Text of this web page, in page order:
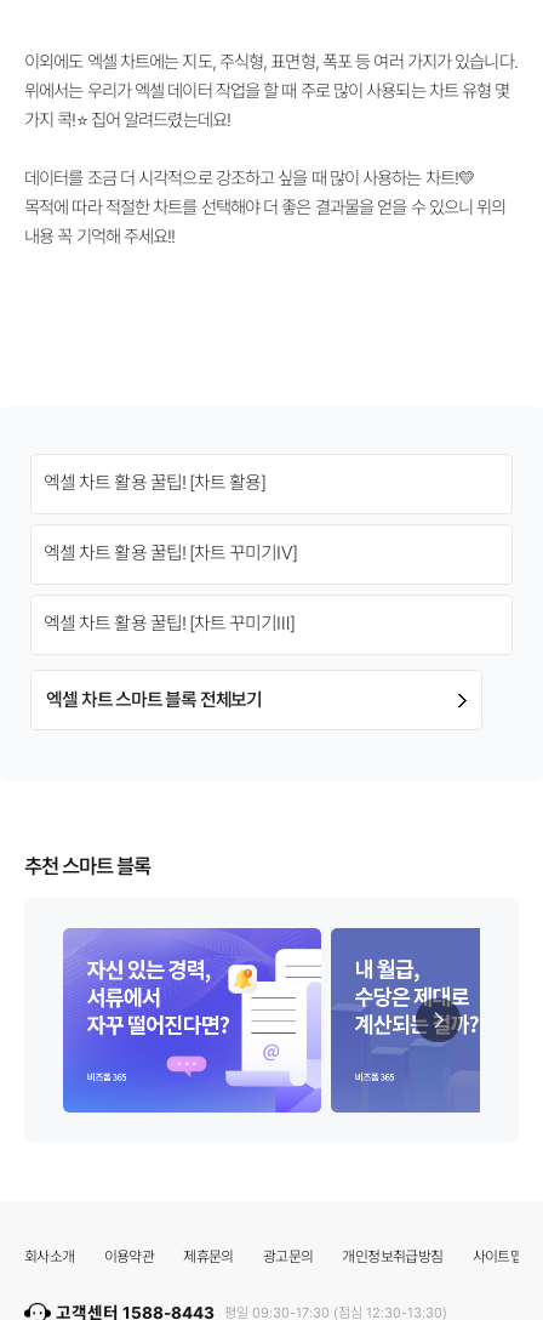
이외에도 엑셀 차트에는 지도, 주식형, 표면형, 폭포 등 여러 가지가 있습니다.
위에서는 우리가 엑셀 데이터 작업을 할 때 주로 많이 사용되는 차트 유형 몇
가지 콕!⭐ 집어 알려드렸는데요!
데이터를 조금 더 시각적으로 강조하고 싶을 때 많이 사용하는 차트!💛
목적에 따라 적절한 차트를 선택해야 더 좋은 결과물을 얻을 수 있으니 위의
내용 꼭 기억해 주세요!!
엑셀 차트 활용 꿀팁! [차트 활용]
엑셀 차트 활용 꿀팁! [차트 꾸미기Ⅳ]
엑셀 차트 활용 꿀팁! [차트 꾸미기Ⅲ]
엑셀 차트 스마트 블록 전체보기
추천 스마트 블록
회사소개 이용약관 제휴문의 광고문의 개인정보취급방침 사이트맵
고객센터 1588-8443 평일 09:30-17:30 (점심 12:30-13:30)